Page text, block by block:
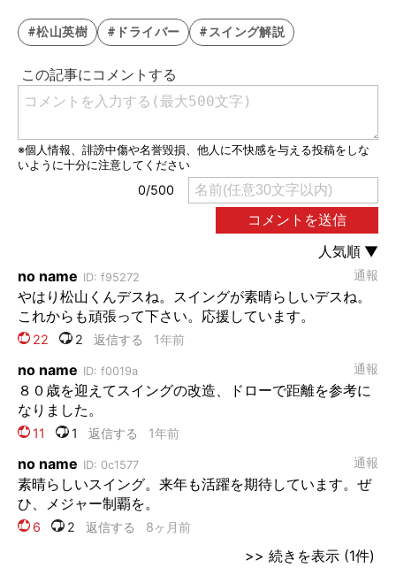
#松山英樹 #ドライバー #スイング解説